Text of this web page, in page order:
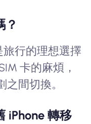
？
旅行的理想選擇
卡的麻煩，
間切換。
iPhone 轉移